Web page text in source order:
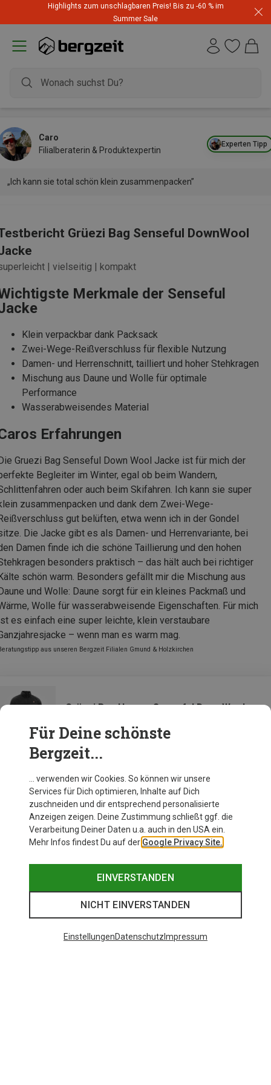
Highlights zum unschlagbaren Preis! Bis zu -60 % im
Summer Sale
Experten Tipp
Caro
Filialberaterin & Produktexpertin
„Ich kann sie total schön klein zusammenpacken”
Grüezi Bag Senseful DownWool
| vielseitig | kompakt
Merkmale der Senseful
Klein verpackbar dank Packsack
Zwei-Wege-Reißverschluss für flexible Nutzung
Damen- und Herrenschnitt, tailliert und hoher Stehkragen
Mischung aus Daune und Wolle für optimale
Performance
Wasserabweisendes Material
Erfahrungen
Gruezi Bag Senseful Down Wool Jacke ist für mich der
Begleiter im Winter, egal ob beim Wandern,
oder auch beim Skifahren. Ich kann sie super
zusammenpacken und dank dem Zwei-Wege-
gut belüften, etwa wenn ich in der Gondel
Die Jacke gibt es als Damen- und Herrenvariante, bei
Damen finde ich die schöne Taillierung und den hohen
besonders praktisch – das hält auch bei richtiger
schön warm. Besonders gefällt mir die Mischung aus
und Wolle: Daune sorgt für ein kleines Packmaß und
Wolle für wasserabweisende Eigenschaften. Für mich
es einfach eine super leichte, klein verstaubare
– wenn man es warm mag.
aus unseren Bergzeit Filialen Gmund & Holzkirchen
Grüezi Bag Herren Senseful DownWool
Zur Produktseite
Für Deine schönste
Bergzeit...
… verwenden wir Cookies. So können wir unsere
Services für Dich optimieren, Inhalte auf Dich
zuschneiden und dir entsprechend personalisierte
Anzeigen zeigen. Deine Zustimmung schließt ggf. die
Verarbeitung Deiner Daten u.a. auch in den USA ein.
Mehr Infos findest Du auf der Google Privacy Site.
EINVERSTANDEN
NICHT EINVERSTANDEN
EinstellungenDatenschutz Impressum